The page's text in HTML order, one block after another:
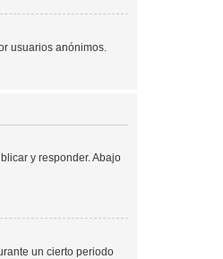
usuarios anónimos.
y responder. Abajo
un cierto periodo